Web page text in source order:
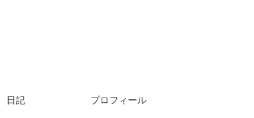
日記 プロフィール